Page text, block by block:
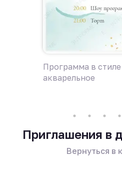
Программа в стиле
акварельное
Приглашения в
Вернуться в